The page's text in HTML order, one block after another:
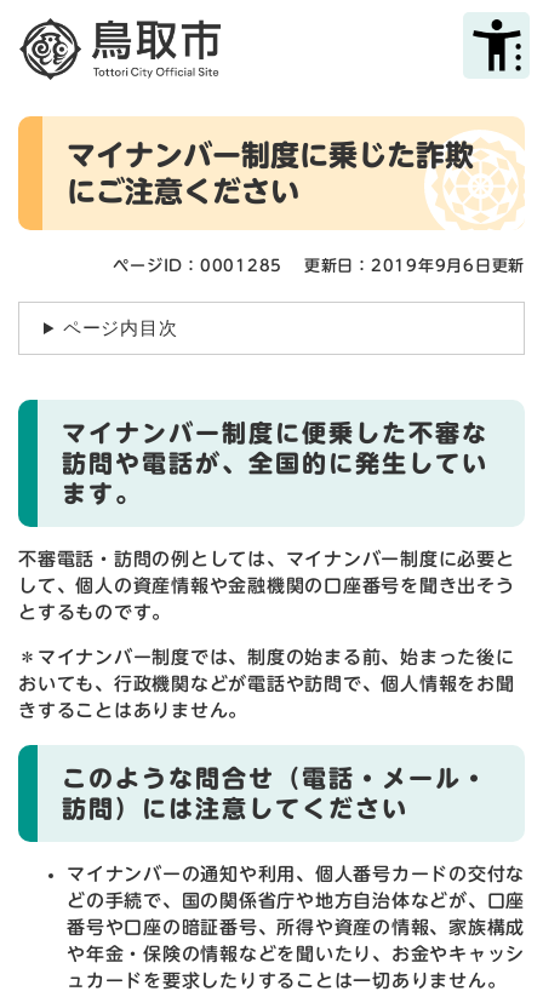
メニューを飛ばして本文へ
本
マイナンバー制度に乗じた詐欺
にご注意ください
ページID：0001285 更新日：2019年9月6日更新
ページ内目次
マイナンバー制度に便乗した不審な
訪問や電話が、全国的に発生してい
ます。
不審電話・訪問の例としては、マイナンバー制度に必要と
して、個人の資産情報や金融機関の口座番号を聞き出そう
とするものです。
＊マイナンバー制度では、制度の始まる前、始まった後に
おいても、行政機関などが電話や訪問で、個人情報をお聞
きすることはありません。
このような問合せ（電話・メール・
訪問）には注意してください
マイナンバーの通知や利用、個人番号カードの交付な
どの手続で、国の関係省庁や地方自治体などが、口座
番号や口座の暗証番号、所得や資産の情報、家族構成
や年金・保険の情報などを聞いたり、お金やキャッシ
ュカードを要求したりすることは一切ありません。